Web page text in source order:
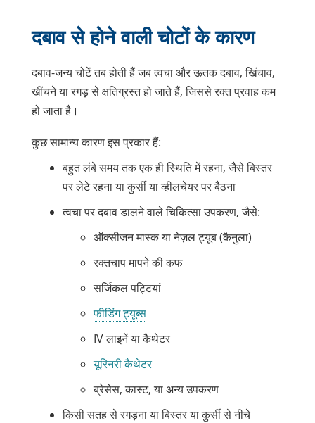
दबाव से होने वाली चोटों के कारण
दबाव-जन्य चोटें तब होती हैं जब त्वचा और ऊतक दबाव, खिंचाव,
खींचने या रगड़ से क्षतिग्रस्त हो जाते हैं, जिससे रक्त प्रवाह कम
हो जाता है।
कुछ सामान्य कारण इस प्रकार हैं:
बहुत लंबे समय तक एक ही स्थिति में रहना, जैसे बिस्तर
पर लेटे रहना या कुर्सी या व्हीलचेयर पर बैठना
त्वचा पर दबाव डालने वाले चिकित्सा उपकरण, जैसे:
ऑक्सीजन मास्क या नेज़ल ट्यूब (कैनुला)
रक्तचाप मापने की कफ
सर्जिकल पट्टियां
फीडिंग ट्यूब्स
IV लाइनें या कैथेटर
यूरिनरी कैथेटर
ब्रेसेस, कास्ट, या अन्य उपकरण
किसी सतह से रगड़ना या बिस्तर या कुर्सी से नीचे